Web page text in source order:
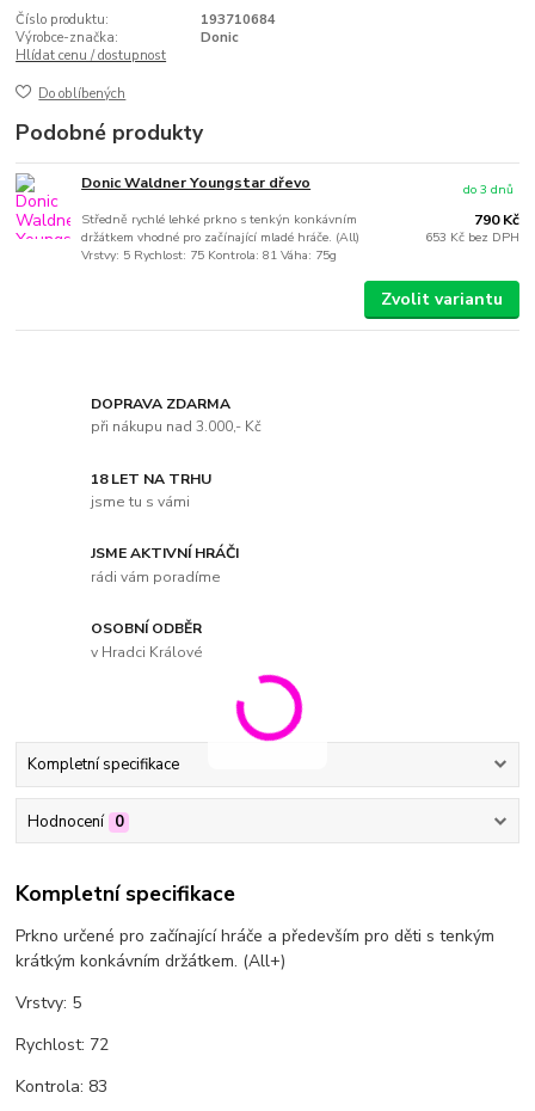
Číslo produktu:
193710684
Výrobce-značka:
Donic
Hlídat cenu / dostupnost
Do oblíbených
Podobné produkty
Donic Waldner Youngstar dřevo
Středně rychlé lehké prkno s tenkýn konkávním
držátkem vhodné pro začínající mladé hráče. (All)
Vrstvy: 5 Rychlost: 75 Kontrola: 81 Váha: 75g
790 Kč
653 Kč bez DPH
do 3 dnů
Zvolit variantu
DOPRAVA ZDARMA
při nákupu nad 3.000,- Kč
18 LET NA TRHU
jsme tu s vámi
JSME AKTIVNÍ HRÁČI
rádi vám poradíme
OSOBNÍ ODBĚR
v Hradci Králové
Kompletní specifikace
Hodnocení 0
Kompletní specifikace
Prkno určené pro začínající hráče a především pro děti s tenkým
krátkým konkávním držátkem. (All+)
Vrstvy: 5
Rychlost: 72
Kontrola: 83